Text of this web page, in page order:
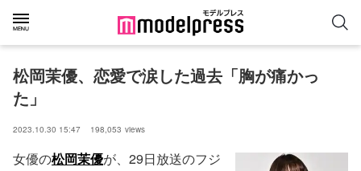
松岡茉優、恋愛で涙した過去「胸が痛かっ
た」
2023.10.30 15:47 198,053 views
女優の松岡茉優が、29日放送のフジ